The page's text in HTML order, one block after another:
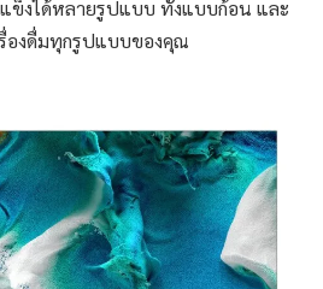
งได้หลายรูปแบบ ทั้งแบบก้อน และ
องดื่มทุกรูปแบบของคุณ